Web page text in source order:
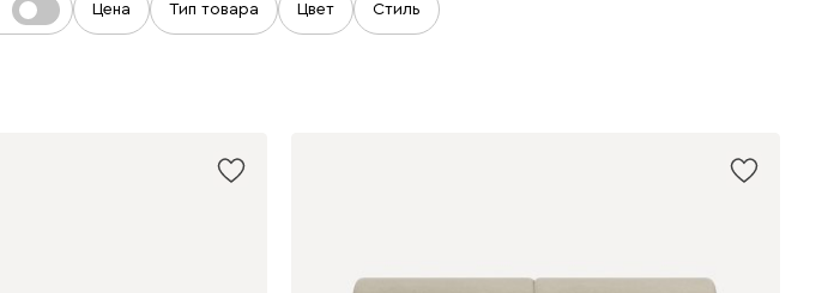
Цена Тип товара Цвет Стиль